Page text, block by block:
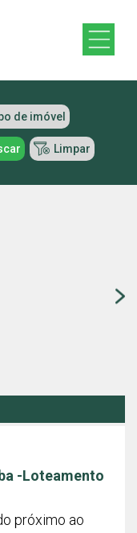
de imóvel
Limpar
-Loteamento
próximo ao